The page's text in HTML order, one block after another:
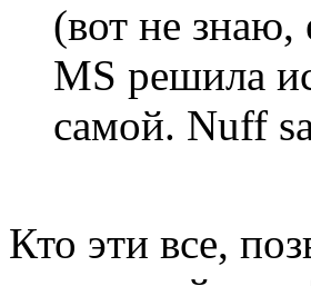
(вот не знаю,
MS решила
самой. Nuff
Кто эти все,